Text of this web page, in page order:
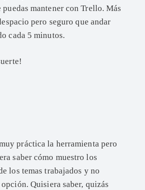
puedas mantener con Trello. Más
pero seguro que andar
cada 5 minutos.
práctica la herramienta pero
saber cómo muestro los
los temas trabajados y no
Quisiera saber, quizás